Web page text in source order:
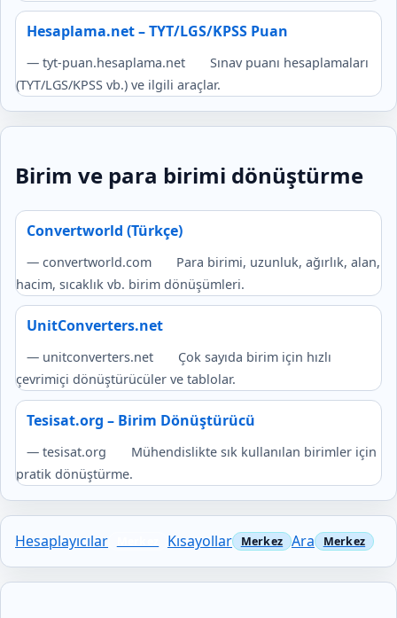
Hesaplama.net – TYT/LGS/KPSS Puan
— tyt-puan.hesaplama.net
Sınav puanı hesaplamaları
(TYT/LGS/KPSS vb.) ve ilgili araçlar.
Birim ve para birimi dönüştürme
Convertworld (Türkçe)
— convertworld.com
Para birimi, uzunluk, ağırlık, alan,
hacim, sıcaklık vb. birim dönüşümleri.
UnitConverters.net
— unitconverters.net
Çok sayıda birim için hızlı
çevrimiçi dönüştürücüler ve tablolar.
Tesisat.org – Birim Dönüştürücü
— tesisat.org
Mühendislikte sık kullanılan birimler için
pratik dönüştürme.
Hesaplayıcılar Kısayollar Ara